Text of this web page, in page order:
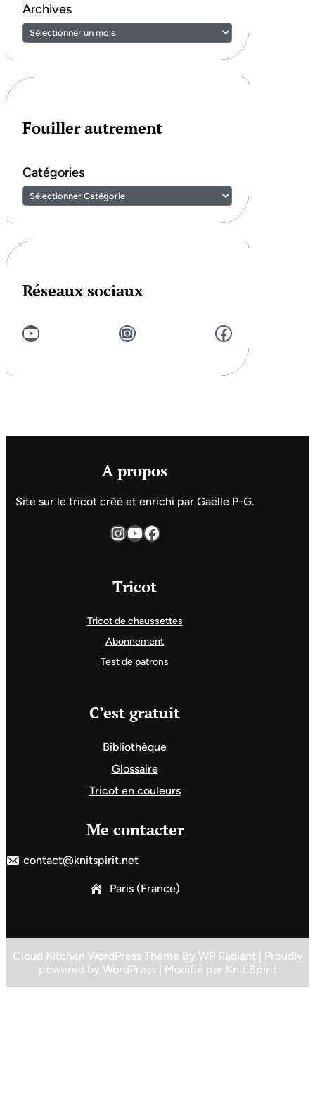
Archives
Fouiller autrement
Catégories
Réseaux sociaux
YouTube Instagram Facebook
A propos
Site sur le tricot créé et enrichi par Gaëlle P-G.
InstagramYouTube Facebook
Tricot
Tricot de chaussettes
Abonnement
Test de patrons
C’est gratuit
Bibliothèque
Glossaire
Tricot en couleurs
Me contacter
contact@knitspirit.net
Paris (France)
Cloud Kitchen WordPress Theme By WP Radiant | Proudly
powered by WordPress| Modifié par Knit Spirit